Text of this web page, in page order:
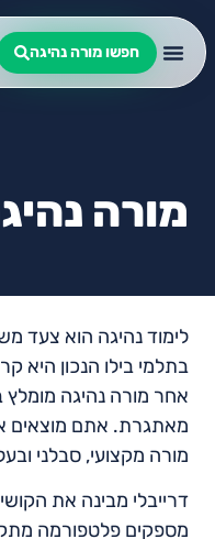
חפשו מורה נהיגה
מורה
לימוד נהיגה הוא צעד
בתלמי בילו הנכון היא
אחר מורה נהיגה מומלץ
מאתגרת. אתם מוצאים
מורה מקצועי, סבלני
דרייבלי מבינה את הקושי
מספקים פלטפורמה